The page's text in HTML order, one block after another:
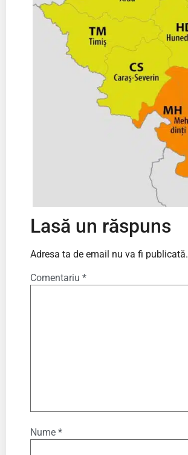
Lasă un răspuns
Adresa ta de email nu va fi publicată.
Comentariu *
Nume *